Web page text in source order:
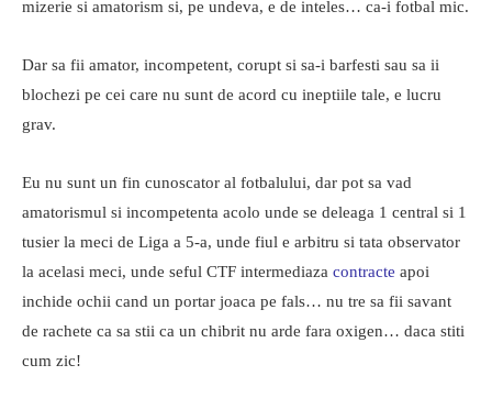
mizerie si amatorism si, pe undeva, e de inteles… ca-i fotbal mic.
Dar sa fii amator, incompetent, corupt si sa-i barfesti sau sa ii
blochezi pe cei care nu sunt de acord cu ineptiile tale, e lucru
grav.
Eu nu sunt un fin cunoscator al fotbalului, dar pot sa vad
amatorismul si incompetenta acolo unde se deleaga 1 central si 1
tusier la meci de Liga a 5-a, unde fiul e arbitru si tata observator
la acelasi meci, unde seful CTF intermediaza contracte apoi
inchide ochii cand un portar joaca pe fals… nu tre sa fii savant
de rachete ca sa stii ca un chibrit nu arde fara oxigen… daca stiti
cum zic!